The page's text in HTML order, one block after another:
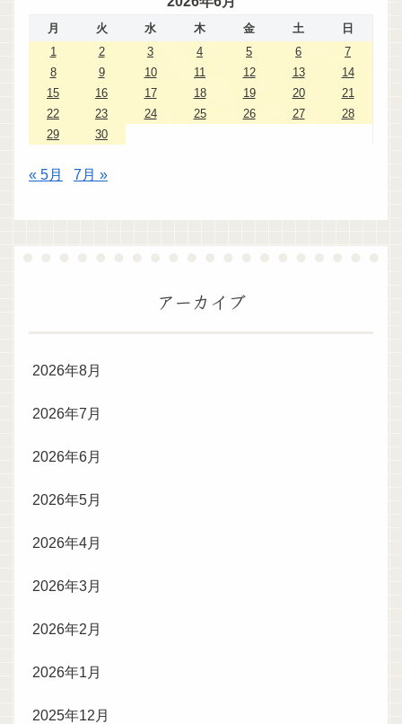
月 火 水 木 金 土
日
1
2 3 4 5 6
7
8
9 10 11 12 13
14
15
16 17 18 19 20
21
22
23 24 25 26 27
28
29
30
« 5月 7月 »
アーカイブ
2026年8月
2026年7月
2026年6月
2026年5月
2026年4月
2026年3月
2026年2月
2026年1月
2025年12月